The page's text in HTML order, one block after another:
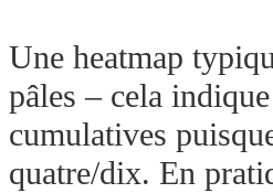
Une heatmap
pâles ­– cela
cumulatives
quatre/dix.​ En